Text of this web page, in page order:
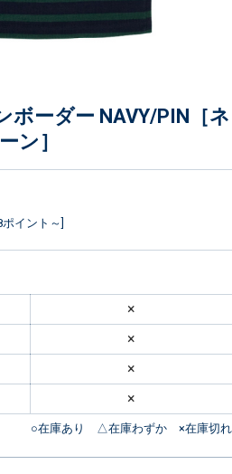
ボーダー NAVY/PIN［ネ
ン］
イント～]
×
×
×
×